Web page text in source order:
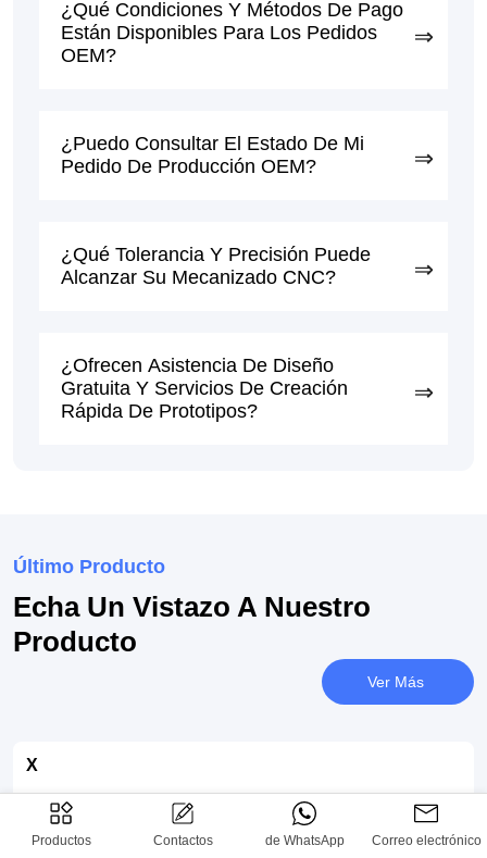
¿Qué Condiciones Y Métodos De Pago
Están Disponibles Para Los Pedidos
OEM?
¿Puedo Consultar El Estado De Mi
Pedido De Producción OEM?
¿Qué Tolerancia Y Precisión Puede
Alcanzar Su Mecanizado CNC?
¿Ofrecen Asistencia De Diseño
Gratuita Y Servicios De Creación
Rápida De Prototipos?
Último Producto
Echa Un Vistazo A Nuestro
Producto
Ver Más
X
Productos Contactos de WhatsApp Correo electrónico